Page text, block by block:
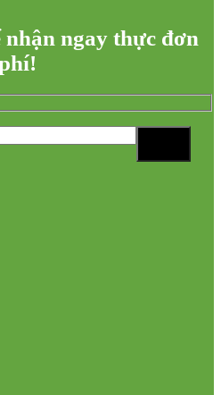
ngay thực đơn